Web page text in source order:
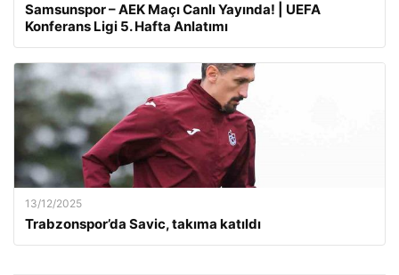
Samsunspor – AEK Maçı Canlı Yayında! | UEFA
Konferans Ligi 5. Hafta Anlatımı
13/12/2025
Trabzonspor’da Savic, takıma katıldı